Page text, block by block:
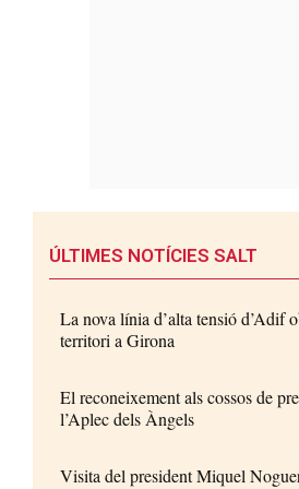
ÚLTIMES NOTÍCIES SALT
La nova línia d’alta tensió d’Adif
territori a Girona
El reconeixement als cossos de
l’Aplec dels Àngels
Visita del president Miquel